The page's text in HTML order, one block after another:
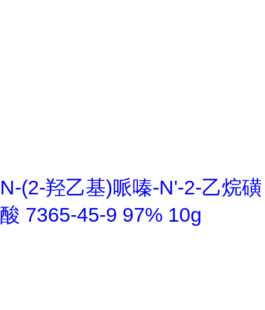
N-(2-羟乙基)哌嗪-N'-2-乙烷磺
酸 7365-45-9 97% 10g